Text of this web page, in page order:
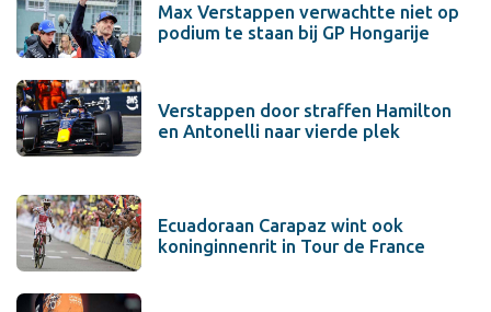
Max Verstappen verwachtte niet op
podium te staan bij GP Hongarije
Verstappen door straffen Hamilton
en Antonelli naar vierde plek
Ecuadoraan Carapaz wint ook
koninginnenrit in Tour de France